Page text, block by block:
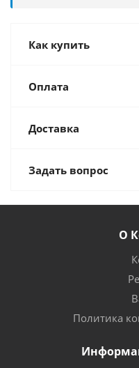
Как купить
Оплата
Доставка
Задать вопрос
О
Политика